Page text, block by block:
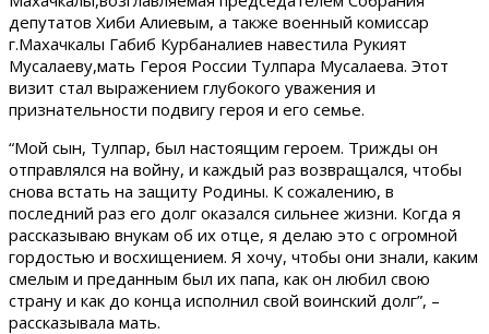
депутатов Хиби Алиевым, а также военный комиссар
г.Махачкалы Габиб Курбаналиев навестила Рукият
Мусалаеву,мать Героя России Тулпара Мусалаева. Этот
визит стал выражением глубокого уважения и
признательности подвигу героя и его семье.
“Мой сын, Тулпар, был настоящим героем. Трижды он
отправлялся на войну, и каждый раз возвращался, чтобы
снова встать на защиту Родины. К сожалению, в
последний раз его долг оказался сильнее жизни. Когда я
рассказываю внукам об их отце, я делаю это с огромной
гордостью и восхищением. Я хочу, чтобы они знали, каким
смелым и преданным был их папа, как он любил свою
страну и как до конца исполнил свой воинский долг”, –
рассказывала мать.